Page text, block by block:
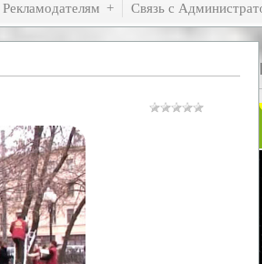
Рекламодателям Связь с